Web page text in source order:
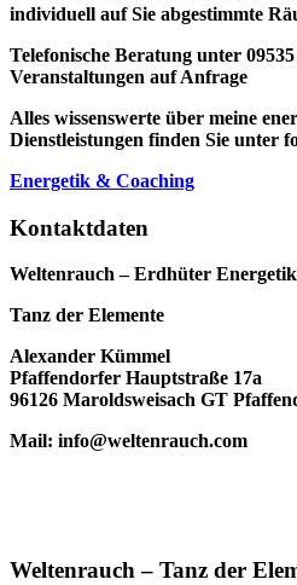
individuell auf Sie abgestimmte
Telefonische Beratung unter 09535
Veranstaltungen auf Anfrage
Alles wissenswerte über meine
Dienstleistungen finden Sie unter
Energetik & Coaching
Kontaktdaten
Weltenrauch – Erdhüter Energetik
Tanz der Elemente
Alexander Kümmel
Pfaffendorfer Hauptstraße 17a
96126 Maroldsweisach GT
Mail: info@weltenrauch.com
Weltenrauch – Tanz der